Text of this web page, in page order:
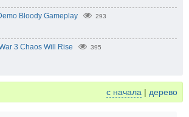
Bloody Gameplay 293
3 Chaos Will Rise 395
с начала | дерево